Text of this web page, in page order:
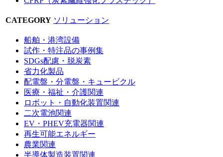
CATEGORY ソリューション
船舶・港湾設備
試作・特注品の事例集
SDGs配慮・脱炭素
省力化製品
配電盤・分電盤・キュービクル
医療・福祉・介護関連
ロボット・自動化装置関連
二次電池関連
EV・PHEV充電器関連
再生可能エネルギー
農業関連
半導体製造装置関連